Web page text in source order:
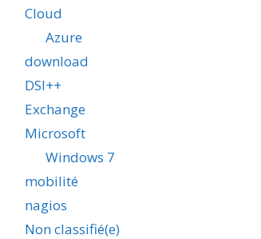
Cloud
Azure
download
DSI++
Exchange
Microsoft
Windows 7
mobilité
nagios
Non classifié(e)